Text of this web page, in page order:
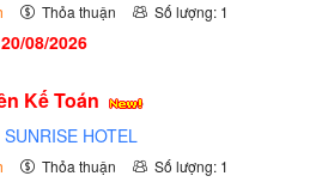
Thỏa thuận Số lượng: 1
20/08/2026
Kế Toán
HOTEL
Thỏa thuận Số lượng: 1